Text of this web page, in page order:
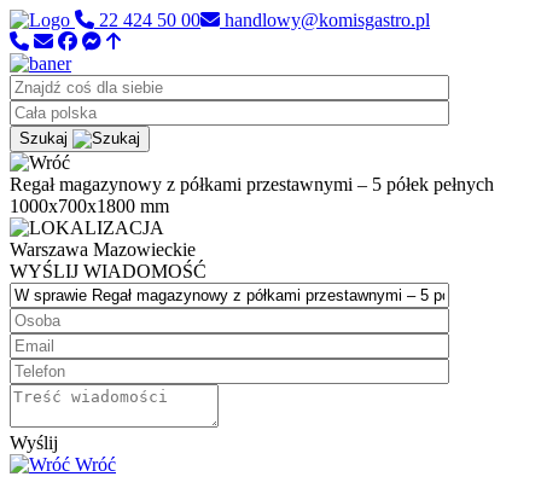
22 424 50 00 handlowy@komisgastro.pl
Szukaj
Regał magazynowy z półkami przestawnymi – 5 półek pełnych
1000x700x1800 mm
Warszawa Mazowieckie
WYŚLIJ WIADOMOŚĆ
Wyślij
Wróć